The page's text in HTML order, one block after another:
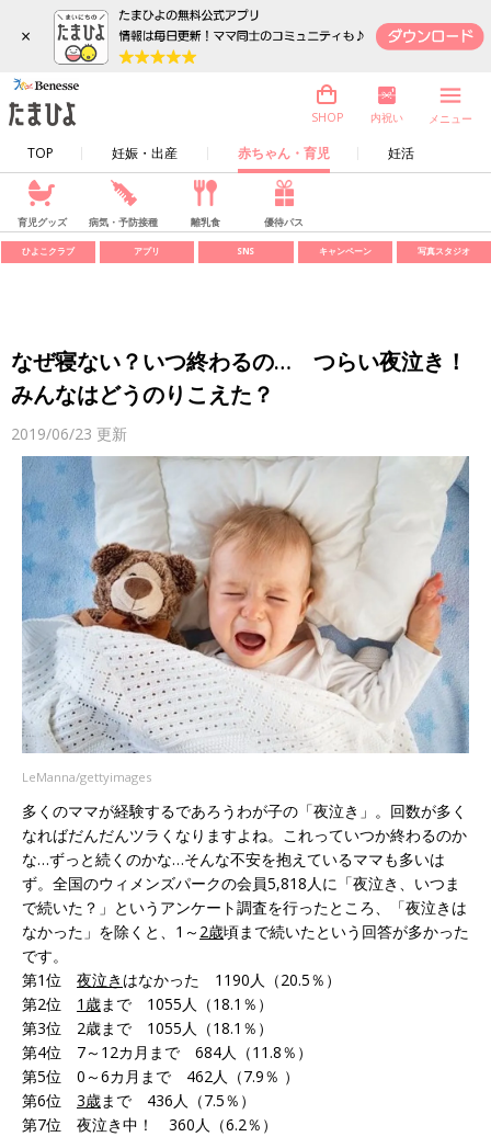
×
TOP 妊娠・出産 赤ちゃん・育児 妊活
SHOP 内祝い メニュー
育児グッズ 病気・予防接種 離乳食 優待パス
ひよこクラブ アプリ SNS キャンペーン 写真スタジオ
なぜ寝ない？いつ終わるの… つらい夜泣き！
みんなはどうのりこえた？
2019/06/23 更新
LeManna/gettyimages
多くのママが経験するであろうわが子の「夜泣き」。回数が多く
なればだんだんツラくなりますよね。これっていつか終わるのか
な…ずっと続くのかな…そんな不安を抱えているママも多いは
ず。全国のウィメンズパークの会員5,818人に「夜泣き、いつま
で続いた？」というアンケート調査を行ったところ、「夜泣きは
なかった」を除くと、1～ 2歳頃まで続いたという回答が多かった
です。
第1位 夜泣き はなかった 1190人（20.5％）
第2位 1歳まで 1055人（18.1％）
第3位 2歳まで 1055人（18.1％）
第4位 7～12カ月まで 684人（11.8％）
第5位 0～6カ月まで 462人（7.9％ ）
第6位 3歳まで 436人（7.5％）
第7位 夜泣き中！ 360人（6.2％）